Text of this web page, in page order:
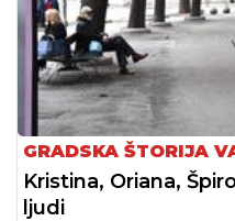
GRADSKA ŠTORIJA
Kristina, Oriana,
ljudi